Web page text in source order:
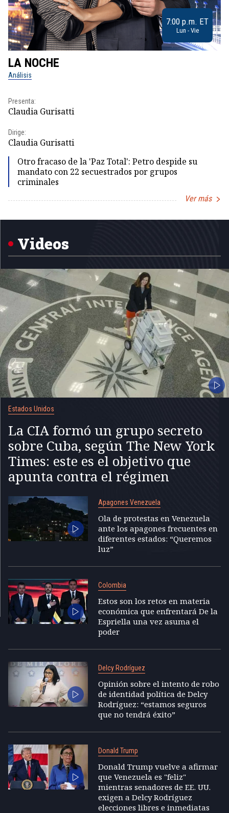
7:00 p.m. ET
Lun - Vie
LA NOCHE
Análisis
Presenta:
Claudia Gurisatti
Dirige:
Claudia Gurisatti
Otro fracaso de la 'Paz Total': Petro despide su
mandato con 22 secuestrados por grupos
criminales
Ver más
1
Videos
Estados Unidos
La CIA formó un grupo secreto
sobre Cuba, según The New York
Times: este es el objetivo que
apunta contra el régimen
Apagones Venezuela
Ola de protestas en Venezuela
ante los apagones frecuentes en
diferentes estados: “Queremos
luz”
Colombia
Estos son los retos en materia
económica que enfrentará De la
Espriella una vez asuma el
poder
Delcy Rodríguez
Opinión sobre el intento de robo
de identidad política de Delcy
Rodríguez: “estamos seguros
que no tendrá éxito”
Donald Trump
Donald Trump vuelve a afirmar
que Venezuela es "feliz"
mientras senadores de EE. UU.
exigen a Delcy Rodríguez
elecciones libres e inmediatas